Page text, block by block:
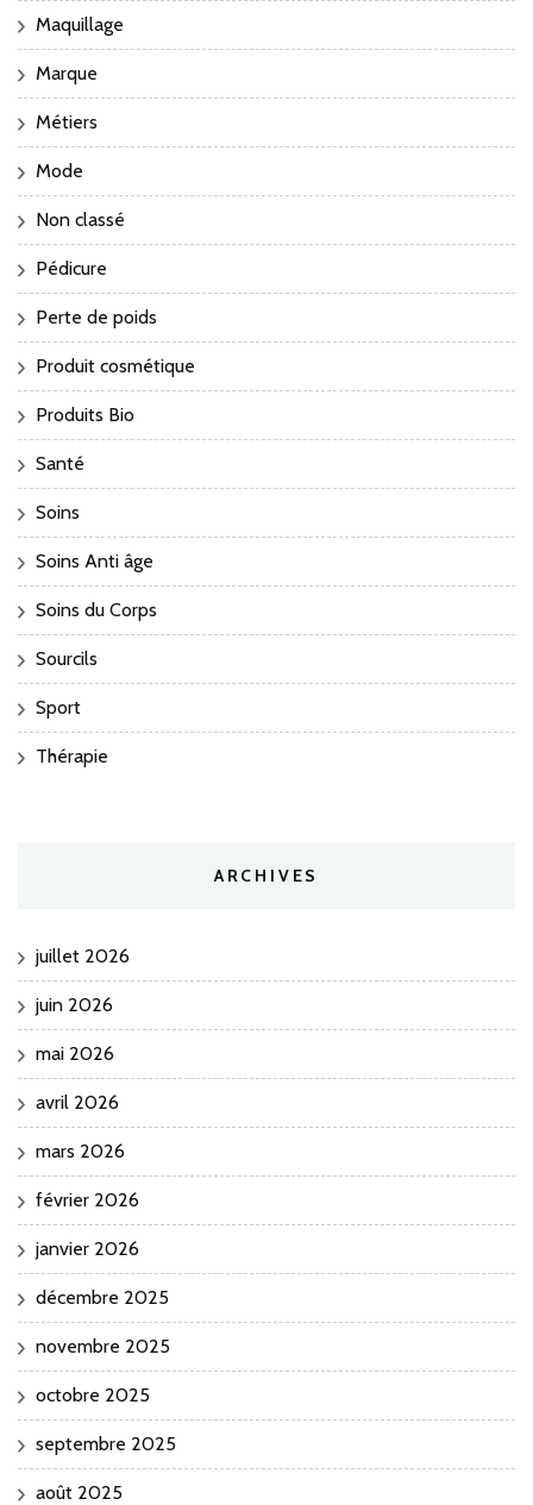
Maquillage
Marque
Métiers
Mode
Non classé
Pédicure
Perte de poids
Produit cosmétique
Produits Bio
Santé
Soins
Soins Anti âge
Soins du Corps
Sourcils
Sport
Thérapie
ARCHIVES
juillet 2026
juin 2026
mai 2026
avril 2026
mars 2026
février 2026
janvier 2026
décembre 2025
novembre 2025
octobre 2025
septembre 2025
août 2025